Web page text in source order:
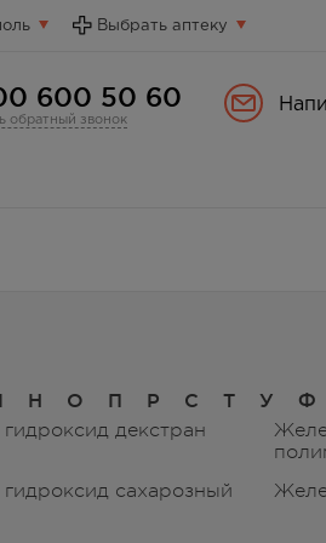
Выбрать аптеку
600 50 60
обратный звонок
Н О П Р С Т У Ф
декстран
сахарозный